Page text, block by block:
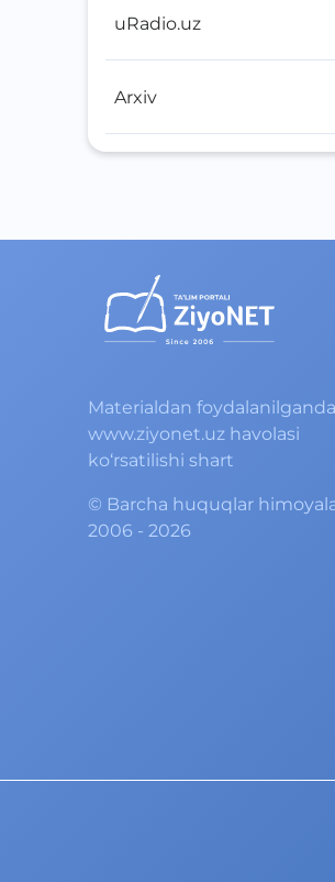
uRadio.uz
Arxiv
Materialdan
www.ziyonet.uz havolasi
ko‘rsatilishi shart
© Barcha huquqlar
2006 - 2026